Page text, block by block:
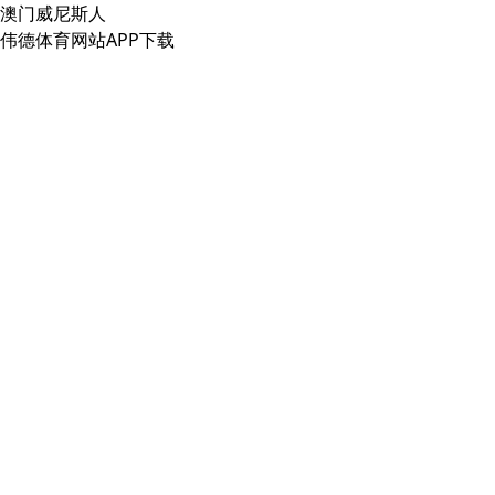
澳门威尼斯人
伟德体育网站APP下载